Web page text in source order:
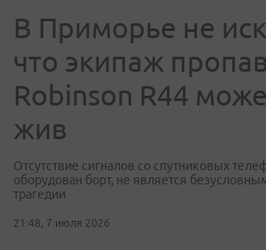
В Приморье не
что экипаж
Robinson R44
жив
Отсутствие сигналов со спутниковых
оборудован борт, не является
трагедии
21:48, 7 июля 2026